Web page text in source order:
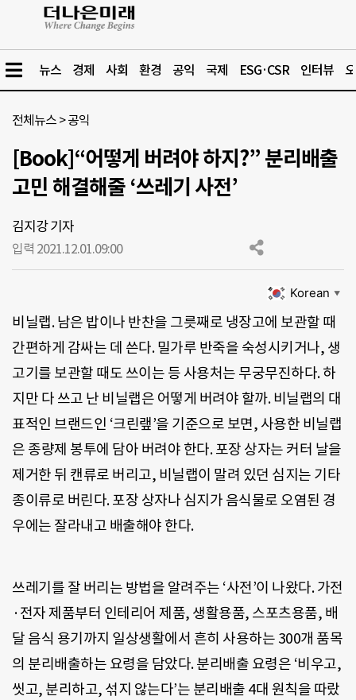
뉴스 경제 사회 환경 공익 국제 ESG·CSR 인터뷰
전체뉴스 >공익
[Book]“어떻게 버려야 하지?” 분리배출
고민 해결해줄 ‘쓰레기 사전’
김지강 기자
입력 2021.12.01.09:00
Korean ▼
비닐랩. 남은 밥이나 반찬을 그릇째로 냉장고에 보관할 때
간편하게 감싸는 데 쓴다. 밀가루 반죽을 숙성시키거나, 생
고기를 보관할 때도 쓰이는 등 사용처는 무궁무진하다. 하
지만 다 쓰고 난 비닐랩은 어떻게 버려야 할까. 비닐랩의 대
표적인 브랜드인 ‘크린랲’을 기준으로 보면, 사용한 비닐랩
은 종량제 봉투에 담아 버려야 한다. 포장 상자는 커터 날을
제거한 뒤 캔류로 버리고, 비닐랩이 말려 있던 심지는 기타
종이류로 버린다. 포장 상자나 심지가 음식물로 오염된 경
우에는 잘라내고 배출해야 한다.
쓰레기를 잘 버리는 방법을 알려주는 ‘사전’이 나왔다. 가전
·전자 제품부터 인테리어 제품, 생활용품, 스포츠용품, 배
달 음식 용기까지 일상생활에서 흔히 사용하는 300개 품목
의 분리배출하는 요령을 담았다. 분리배출 요령은 ‘비우고,
씻고, 분리하고, 섞지 않는다’는 분리배출 4대 원칙을 따랐